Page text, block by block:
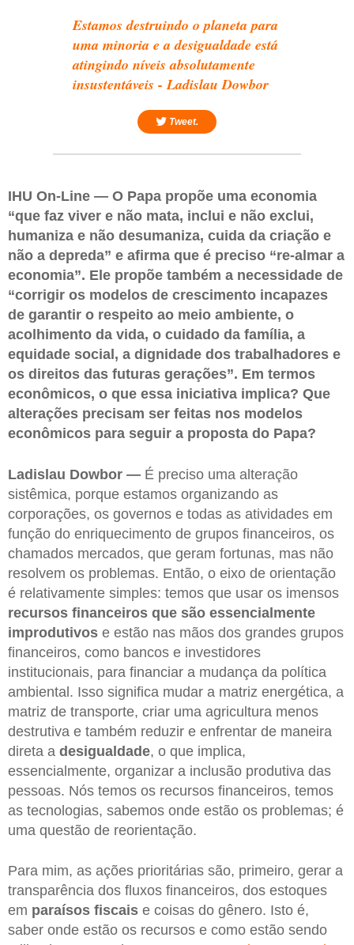
Estamos destruindo o planeta para
uma minoria e a desigualdade está
atingindo níveis absolutamente
insustentáveis - Ladislau Dowbor
Tweet.
IHU On-Line — O Papa propõe uma economia
“que faz viver e não mata, inclui e não exclui,
humaniza e não desumaniza, cuida da criação e
não a depreda” e afirma que é preciso “re-almar a
economia”. Ele propõe também a necessidade de
“corrigir os modelos de crescimento incapazes
de garantir o respeito ao meio ambiente, o
acolhimento da vida, o cuidado da família, a
equidade social, a dignidade dos trabalhadores e
os direitos das futuras gerações”. Em termos
econômicos, o que essa iniciativa implica? Que
alterações precisam ser feitas nos modelos
econômicos para seguir a proposta do Papa?
Ladislau Dowbor — É preciso uma alteração
sistêmica, porque estamos organizando as
corporações, os governos e todas as atividades em
função do enriquecimento de grupos financeiros, os
chamados mercados, que geram fortunas, mas não
resolvem os problemas. Então, o eixo de orientação
é relativamente simples: temos que usar os imensos
recursos financeiros que são essencialmente
improdutivos e estão nas mãos dos grandes grupos
financeiros, como bancos e investidores
institucionais, para financiar a mudança da política
ambiental. Isso significa mudar a matriz energética, a
matriz de transporte, criar uma agricultura menos
destrutiva e também reduzir e enfrentar de maneira
direta a desigualdade, o que implica,
essencialmente, organizar a inclusão produtiva das
pessoas. Nós temos os recursos financeiros, temos
as tecnologias, sabemos onde estão os problemas; é
uma questão de reorientação.
Para mim, as ações prioritárias são, primeiro, gerar a
transparência dos fluxos financeiros, dos estoques
em paraísos fiscais e coisas do gênero. Isto é,
saber onde estão os recursos e como estão sendo